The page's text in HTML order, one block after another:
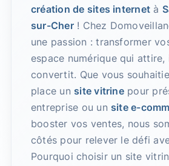
création de sites internet à
sur-Cher! Chez
une passion : transformer
espace numérique qui attire,
convertit. Que vous
place un site vitrinepour
entreprise ou un site e-
booster vos ventes, nous
côtés pour relever le défi
Pourquoi choisir un site